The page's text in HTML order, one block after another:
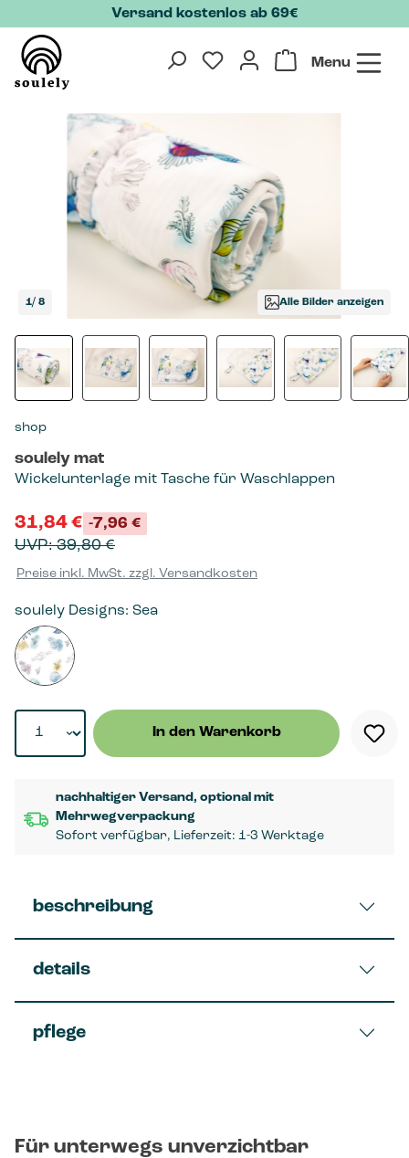
Zum Hauptinhalt springenVersand kostenlos ab 69€
Menu
Bildergalerie überspringen
1/ 8 Alle Bilder anzeigen
shop
soulely mat
Wickelunterlage mit Tasche für Waschlappen
Verkaufspreis:
31,84 € -7,96 €
UVP: 39,80 €
Preise inkl. MwSt. zzgl. Versandkosten
soulely Designs: Sea
Produkt Anzahl: Gib den gewünschten Wert ein oder
In den Warenkorb
nachhaltiger Versand, optional mit
Mehrwegverpackung
Sofort verfügbar, Lieferzeit: 1-3 Werktage
beschreibung
details
pflege
Für unterwegs unverzichtbar